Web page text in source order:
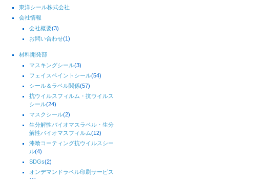
東洋シール株式会社
会社情報
会社概要(3)
お問い合わせ(1)
材料開発部
マスキングシール(3)
フェイスペイントシール(54)
シール＆ラベル関係(57)
抗ウイルスフィルム・抗ウイルス
シール(24)
マスクシール(2)
生分解性バイオマスラベル・生分
解性バイオマスフィルム(12)
漆喰コーティング抗ウイルスシー
ル(4)
SDGs(2)
オンデマンドラベル印刷サービス